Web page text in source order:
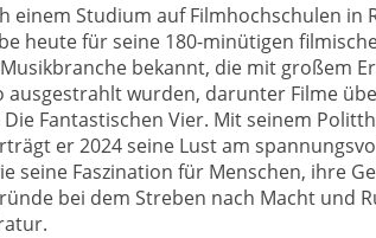
einem Studium auf Filmhochschulen in
heute für seine 180-minütigen
bekannt, die mit großem
ausgestrahlt wurden, darunter Filme
Die Fantastischen Vier. Mit seinem
er 2024 seine Lust am
seine Faszination für Menschen, ihre
bei dem Streben nach Macht und